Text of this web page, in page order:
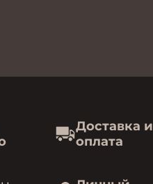
Доставка и
оплата